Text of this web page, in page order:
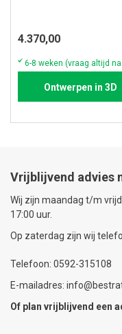
4.370,00
Ontwerpen in 3D
Vrijblijvend advies
Wij zijn maandag t/m
17:00 uur.
Op zaterdag zijn wij
Telefoon: 0592-315108
E-mailadres:
Of plan vrijblijvend een